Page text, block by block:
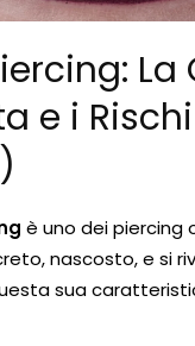
La
e i
è uno dei piercing
nascosto, e si
sua